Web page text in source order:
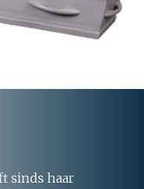
sinds haar